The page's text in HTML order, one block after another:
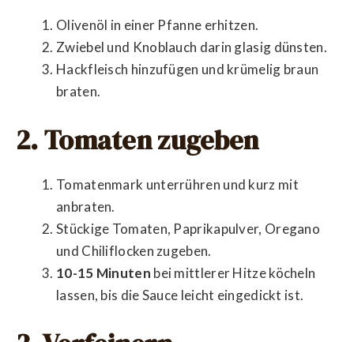
Olivenöl in einer Pfanne erhitzen.
Zwiebel und Knoblauch darin glasig dünsten.
Hackfleisch hinzufügen und krümelig braun
braten.
2. Tomaten zugeben
Tomatenmark unterrühren und kurz mit
anbraten.
Stückige Tomaten, Paprikapulver, Oregano
und Chiliflocken zugeben.
10-15 Minuten bei mittlerer Hitze köcheln
lassen, bis die Sauce leicht eingedickt ist.